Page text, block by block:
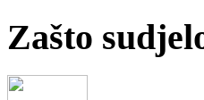
Zašto